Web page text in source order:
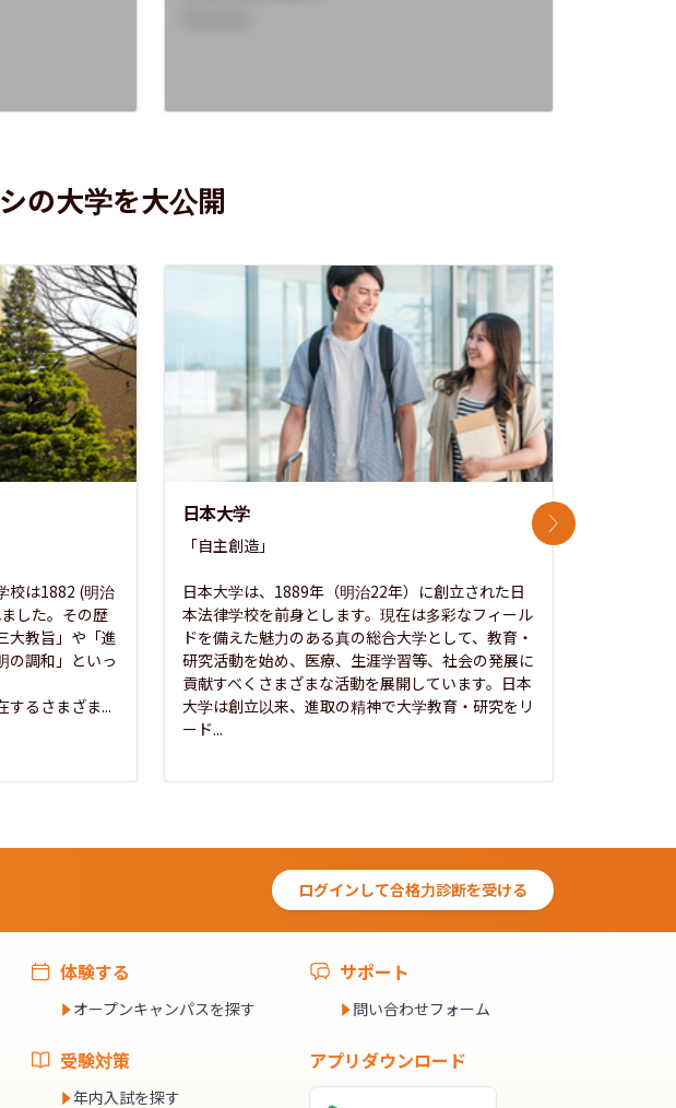
の大学を大公開
校は1882 (明治
した。その歴
大教旨」や「進
の調和」といっ
するさまざま...
日本大学
「自主創造」
日本大学は、1889年（明治22年）に創立された日
本法律学校を前身とします。現在は多彩なフィール
ドを備えた魅力のある真の総合大学として、教育・
研究活動を始め、医療、生涯学習等、社会の発展に
貢献すべくさまざまな活動を展開しています。日本
大学は創立以来、進取の精神で大学教育・研究をリ
ード...
次のスライド
ログインして合格力診断を受ける
体験する
オープンキャンパスを探す
受験対策
年内入試を探す
サポート
問い合わせフォーム
アプリダウンロード